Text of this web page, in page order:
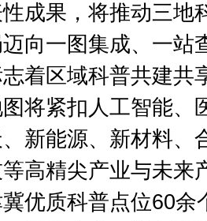
成果，将推动三地
向一图集成、一站
着区域科普共建共
将紧扣人工智能、
新能源、新材料、
高精尖产业与未来
优质科普点位60余